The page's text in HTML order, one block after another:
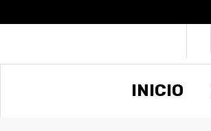
INICIO